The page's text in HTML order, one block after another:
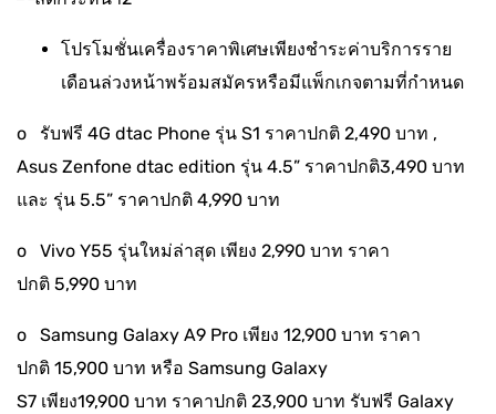
โปรโมชั่นเครื่องราคาพิเศษเพียงชำระค่าบริการราย
เดือนล่วงหน้าพร้อมสมัครหรือมีแพ็กเกจตามที่กำหนด
o รับฟรี 4G dtac Phone รุ่น S1 ราคาปกติ 2,490 บาท ,
Asus Zenfone dtac edition รุ่น 4.5” ราคาปกติ3,490 บาท
และ รุ่น 5.5” ราคาปกติ 4,990 บาท
o Vivo Y55 รุ่นใหม่ล่าสุด เพียง 2,990 บาท ราคา
ปกติ 5,990 บาท
o Samsung Galaxy A9 Pro เพียง 12,900 บาท ราคา
ปกติ 15,900 บาท หรือ Samsung Galaxy
S7 เพียง19,900 บาท ราคาปกติ 23,900 บาท รับฟรี Galaxy